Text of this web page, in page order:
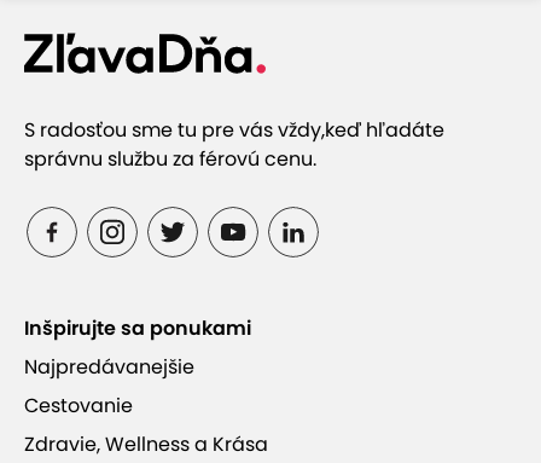
S radosťou sme tu pre vás vždy,keď hľadáte
správnu službu za férovú cenu.
Inšpirujte sa ponukami
Najpredávanejšie
Cestovanie
Zdravie, Wellness a Krása